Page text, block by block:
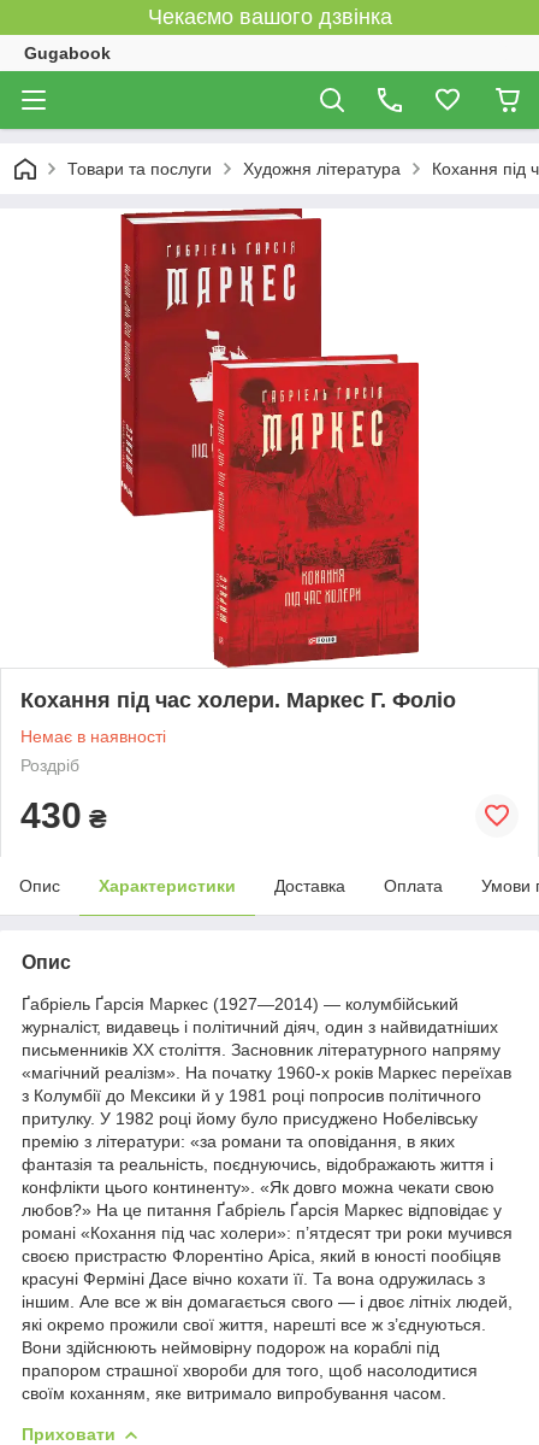
Чекаємо вашого дзвінка
Gugabook
Товари та послуги Художня література Кохання під
Кохання під час холери. Маркес Г. Фоліо
Немає в наявності
Роздріб
430 ₴
Опис Характеристики Доставка Оплата Умови
Опис
Ґабріель Ґарсія Маркес (1927—2014) — колумбійський
журналіст, видавець і політичний діяч, один з найвидатніших
письменників ХХ століття. Засновник літературного напряму
«магічний реалізм». На початку 1960-х років Маркес переїхав
з Колумбії до Мексики й у 1981 році попросив політичного
притулку. У 1982 році йому було присуджено Нобелівську
премію з літератури: «за романи та оповідання, в яких
фантазія та реальність, поєднуючись, відображають життя і
конфлікти цього континенту». «Як довго можна чекати свою
любов?» На це питання Ґабріель Ґарсія Маркес відповідає у
романі «Кохання під час холери»: п’ятдесят три роки мучився
своєю пристрастю Флорентіно Аріса, який в юності пообіцяв
красуні Ферміні Дасе вічно кохати її. Та вона одружилась з
іншим. Але все ж він домагається свого — і двоє літніх людей,
які окремо прожили свої життя, нарешті все ж з’єднуються.
Вони здійснюють неймовірну подорож на кораблі під
прапором страшної хвороби для того, щоб насолодитися
своїм коханням, яке витримало випробування часом.
Приховати